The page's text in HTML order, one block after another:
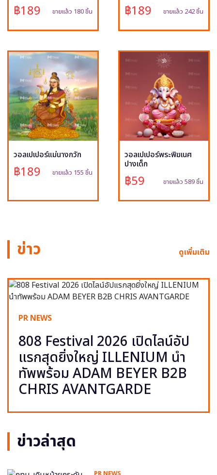
฿189 ขายแล้ว 180 ชิ้น ฿189 ขายแล้ว 242 ชิ้น
วอลเปเปอร์แม่นางกวัก
฿189 ขายแล้ว 155 ชิ้น
วอลเปเปอร์พระพิฆเนศ
ปางเด็ก
฿59 ขายแล้ว 589 ชิ้น
ข่าว ดูเพิ่มเติม
PR NEWS
808 Festival 2026 เปิดไลน์อัป
แรกสุดยิ่งใหญ่ ILLENIUM นำ
ทัพพร้อม ADAM BEYER B2B
CHRIS AVANTGARDE
ข่าวล่าสุด